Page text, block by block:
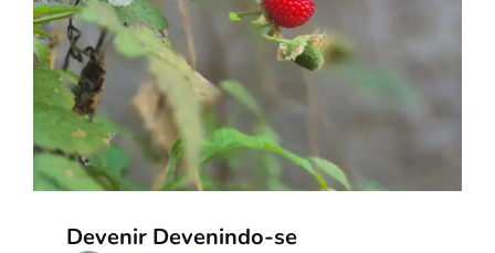
Devenir Devenindo-se